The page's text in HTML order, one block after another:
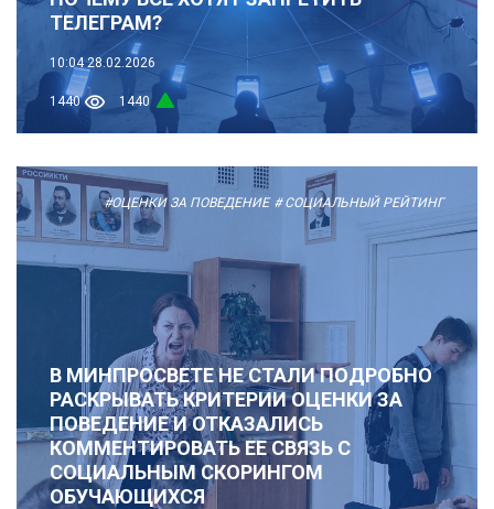
ТЕЛЕГРАМ?
10:04 28.02.2026
1440 1440
#ОЦЕНКИ ЗА ПОВЕДЕНИЕ # СОЦИАЛЬНЫЙ РЕЙТИНГ
В МИНПРОСВЕТЕ НЕ СТАЛИ ПОДРОБНО
РАСКРЫВАТЬ КРИТЕРИИ ОЦЕНКИ ЗА
ПОВЕДЕНИЕ И ОТКАЗАЛИСЬ
КОММЕНТИРОВАТЬ ЕЕ СВЯЗЬ С
СОЦИАЛЬНЫМ СКОРИНГОМ
ОБУЧАЮЩИХСЯ